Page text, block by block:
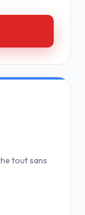
tout sans